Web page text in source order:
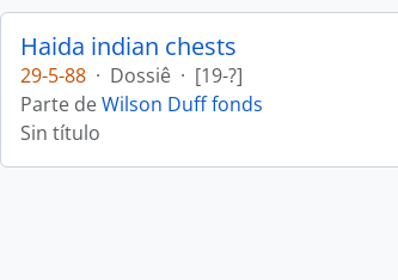
Haida indian chests
29-5-88 · Dossiê · [19-?]
Parte deWilson Duff fonds
Sin título